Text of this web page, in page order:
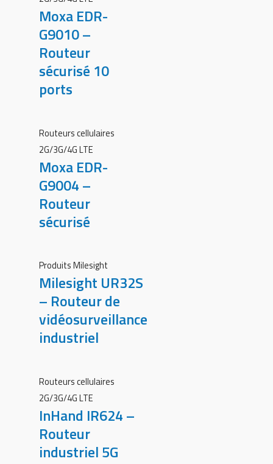
Moxa EDR-
G9010 –
Routeur
sécurisé 10
ports
Routeurs cellulaires
2G/3G/4G LTE
Moxa EDR-
G9004 –
Routeur
sécurisé
Produits Milesight
Milesight UR32S
– Routeur de
vidéosurveillance
industriel
Routeurs cellulaires
2G/3G/4G LTE
InHand IR624 –
Routeur
industriel 5G